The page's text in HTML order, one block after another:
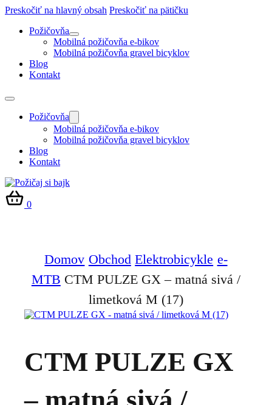
Preskočiť na hlavný obsah Preskočiť na pätičku
Požičovňa
Mobilná požičovňa e-bikov
Mobilná požičovňa gravel bicyklov
Blog
Kontakt
Požičovňa
Mobilná požičovňa e-bikov
Mobilná požičovňa gravel bicyklov
Blog
Kontakt
0
Domov Obchod Elektrobicykle e-
MTB CTM PULZE GX – matná sivá /
limetková M (17)
CTM PULZE GX